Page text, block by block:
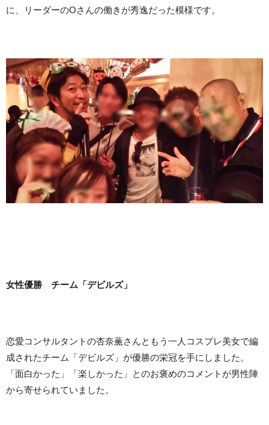
に、リーダーのOさんの働きが秀逸だった模様です。
女性優勝 チーム「デビルズ」
恋愛コンサルタントの杏奈薫さんともう一人コスプレ美女で編
成されたチーム「デビルズ」が優勝の栄冠を手にしました。
「面白かった」「楽しかった」とのお褒めのコメントが男性陣
から寄せられていました。